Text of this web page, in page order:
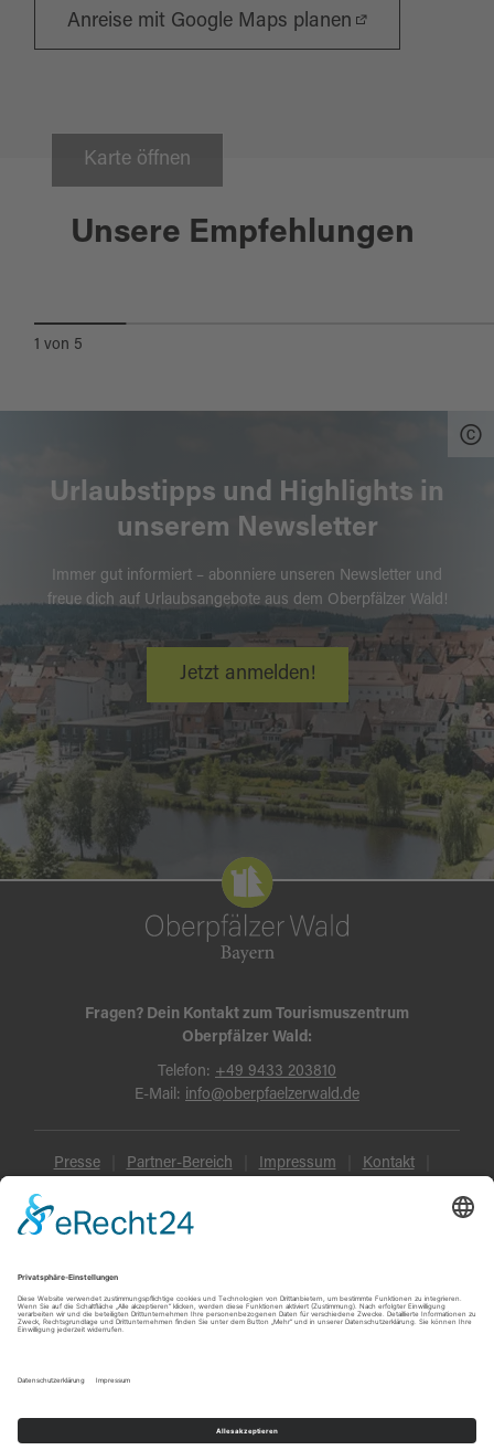
Anreise mit Google Maps planen
Karte öffnen
Unsere Empfehlungen
Reuth b.Erbendorf
1 von 5
Urlaubstipps und Highlights in
unserem Newsletter
Immer gut informiert – abonniere unseren Newsletter und
freue dich auf Urlaubsangebote aus dem Oberpfälzer Wald!
Jetzt anmelden!
Fragen? Dein Kontakt zum Tourismuszentrum
Oberpfälzer Wald:
Telefon: +49 9433 203810
E-Mail: info@oberpfaelzerwald.de
Presse Partner-Bereich Impressum Kontakt
Datenschutz